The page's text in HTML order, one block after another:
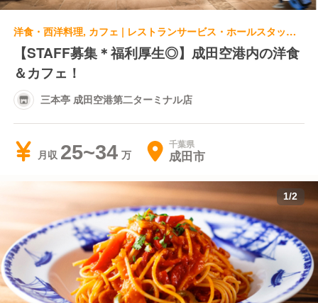
洋食・西洋料理, カフェ | レストランサービス・ホールスタッフ | 三本亭 成田空港第二ターミナル店
【STAFF募集＊福利厚生◎】成田空港内の洋食
＆カフェ！
三本亭 成田空港第二ターミナル店
月収 25~34 千葉県
成田市
1/2